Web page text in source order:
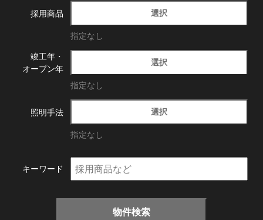
採用商品 選択
指定なし
竣工年・
オープン年
選択
指定なし
照明手法 選択
指定なし
キーワード
物件検索